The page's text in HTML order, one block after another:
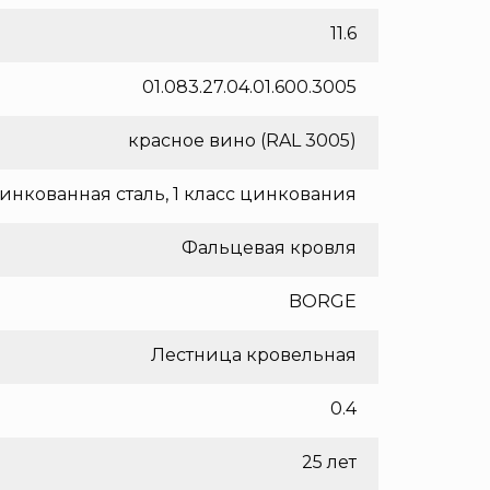
11.6
01.083.27.04.01.600.3005
красное вино (RAL 3005)
сталь, 1 класс цинкования
Фальцевая кровля
BORGE
Лестница кровельная
0.4
25 лет